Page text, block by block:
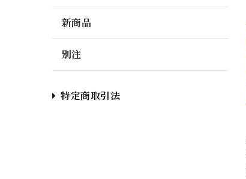
新商品
別注
特定商取引法